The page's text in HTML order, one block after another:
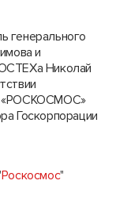
генерального
и
Николай
«РОСКОСМОС»
Госкорпорации
Роскосмос"